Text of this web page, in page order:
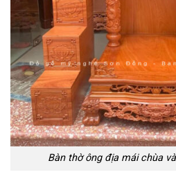
Bàn thờ ông địa mái chùa